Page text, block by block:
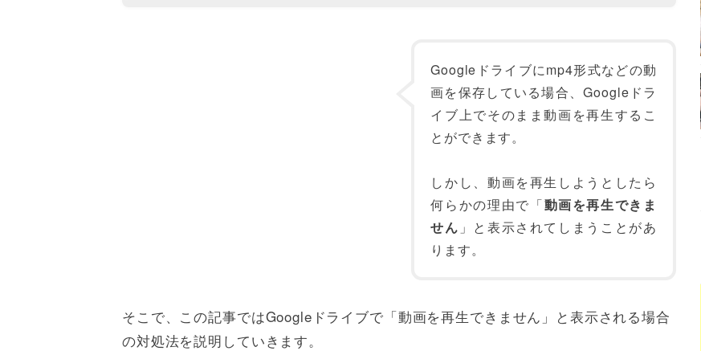
Googleドライブにmp4形式などの動
画を保存している場合、Googleドラ
イブ上でそのまま動画を再生するこ
とができます。
しかし、動画を再生しようとしたら
何らかの理由で「動画を再生できま
せん 」と表示されてしまうことがあ
ります。
そこで、この記事ではGoogleドライブで「動画を再生できません」と表示される場合
の対処法を説明していきます。